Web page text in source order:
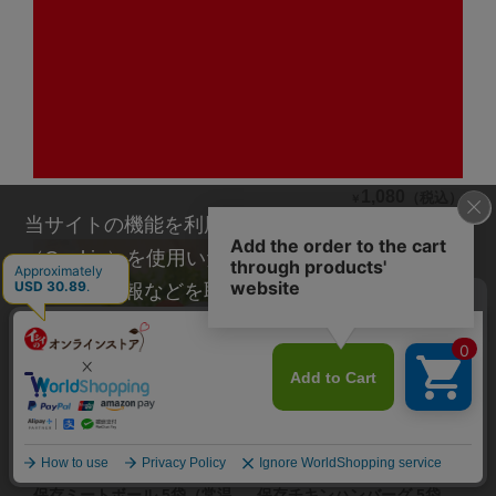
（税込）
【非常食、日常使いに】常温
【非常食、日常使いに】常温
当サイトの機能を利用するためにクッキー
（Cookie）を使用いたします。その際に、閲覧履
歴や属性情報などを取得いたしますが、お客様の
個人情報を特定することは行っておりません。詳
細に関しては「
プライバシーポリシー
」をお読み
ください。